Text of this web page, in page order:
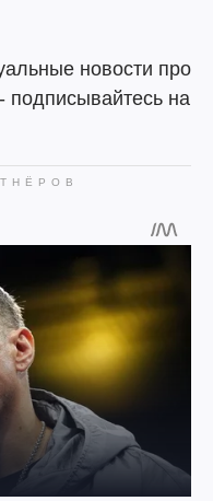
новости про
подписывайтесь на